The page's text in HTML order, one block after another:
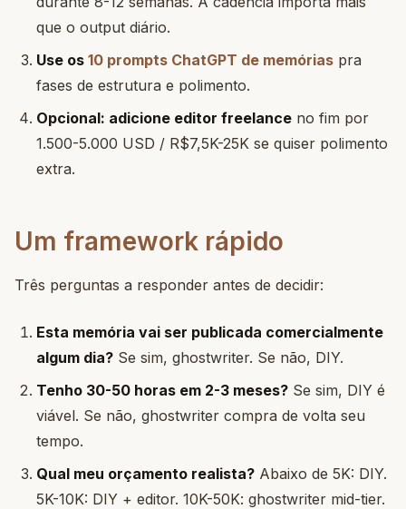
que o output diário.
Use os 10 prompts ChatGPT de memórias pra
fases de estrutura e polimento.
Opcional: adicione editor freelance no fim por
1.500-5.000 USD / R$7,5K-25K se quiser polimento
extra.
Um framework rápido
Três perguntas a responder antes de decidir:
Esta memória vai ser publicada comercialmente
algum dia? Se sim, ghostwriter. Se não, DIY.
Tenho 30-50 horas em 2-3 meses? Se sim, DIY é
viável. Se não, ghostwriter compra de volta seu
tempo.
Qual meu orçamento realista? Abaixo de 5K: DIY.
5K-10K: DIY + editor. 10K-50K: ghostwriter mid-tier.